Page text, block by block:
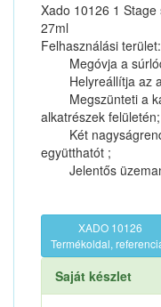
Xado 10126 1
27ml
Felhasználási
Megóvja a
Helyreállítja az
Megszünteti a
alkatrészek felületén;
Két
együtthatót ;
Jelentős
XADO 10126
Termékoldal,
Saját készlet